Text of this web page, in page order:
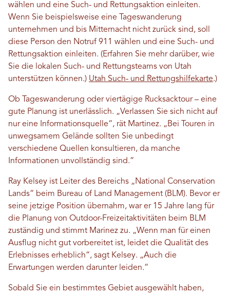
wählen und eine Such- und Rettungsaktion einleiten.
Wenn Sie beispielsweise eine Tageswanderung
unternehmen und bis Mitternacht nicht zurück sind, soll
diese Person den Notruf 911 wählen und eine Such- und
Rettungsaktion einleiten. (Erfahren Sie mehr darüber, wie
Sie die lokalen Such- und Rettungsteams von Utah
unterstützen können.) Utah Such- und Rettungshilfekarte.)
Ob Tageswanderung oder viertägige Rucksacktour – eine
gute Planung ist unerlässlich. „Verlassen Sie sich nicht auf
nur eine Informationsquelle“, rät Martinez. „Bei Touren in
unwegsamem Gelände sollten Sie unbedingt
verschiedene Quellen konsultieren, da manche
Informationen unvollständig sind.“
Ray Kelsey ist Leiter des Bereichs „National Conservation
Lands“ beim Bureau of Land Management (BLM). Bevor er
seine jetzige Position übernahm, war er 15 Jahre lang für
die Planung von Outdoor-Freizeitaktivitäten beim BLM
zuständig und stimmt Marinez zu. „Wenn man für einen
Ausflug nicht gut vorbereitet ist, leidet die Qualität des
Erlebnisses erheblich“, sagt Kelsey. „Auch die
Erwartungen werden darunter leiden.“
Sobald Sie ein bestimmtes Gebiet ausgewählt haben,